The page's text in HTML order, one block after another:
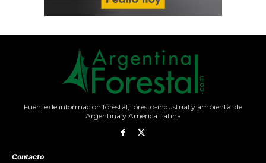
Fuente de información forestal, foresto-industrial y ambiental de
Argentina y América Latina
Contacto